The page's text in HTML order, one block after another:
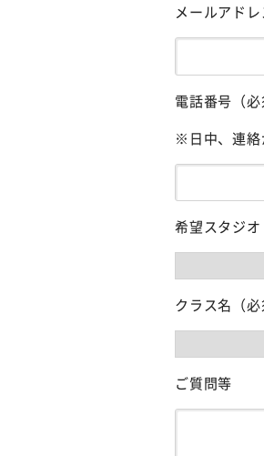
メールアドレ
電話番号（必
※日中、連絡
希望スタジオ
クラス名（必
ご質問等